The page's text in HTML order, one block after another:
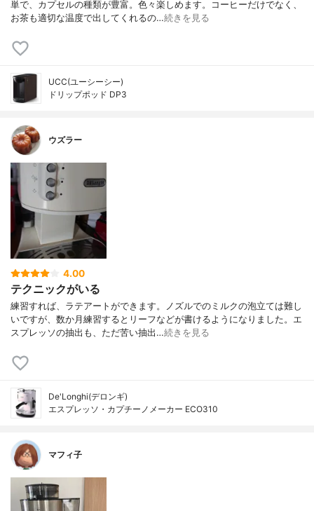
単で、カプセルの種類が豊富。色々楽しめます。コーヒーだけでなく、
お茶も適切な温度で出してくれるの…続きを見る
UCC(ユーシーシー)
ドリップポッド DP3
ウズラー
4.00
テクニックがいる
練習すれば、ラテアートができます。ノズルでのミルクの泡立ては難し
いですが、数か月練習するとリーフなどが書けるようになりました。エ
スプレッソの抽出も、ただ苦い抽出…続きを見る
De'Longhi(デロンギ)
エスプレッソ・カプチーノメーカー ECO310
マフィ子